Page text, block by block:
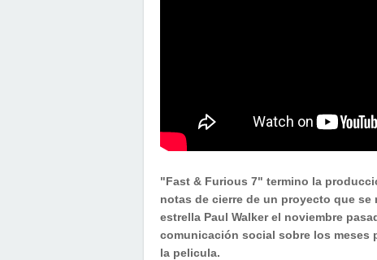
"Fast & Furious 7" termino la
notas de cierre de un proyecto que se
estrella Paul Walker el noviembre
comunicación social sobre los meses
la pelicula.